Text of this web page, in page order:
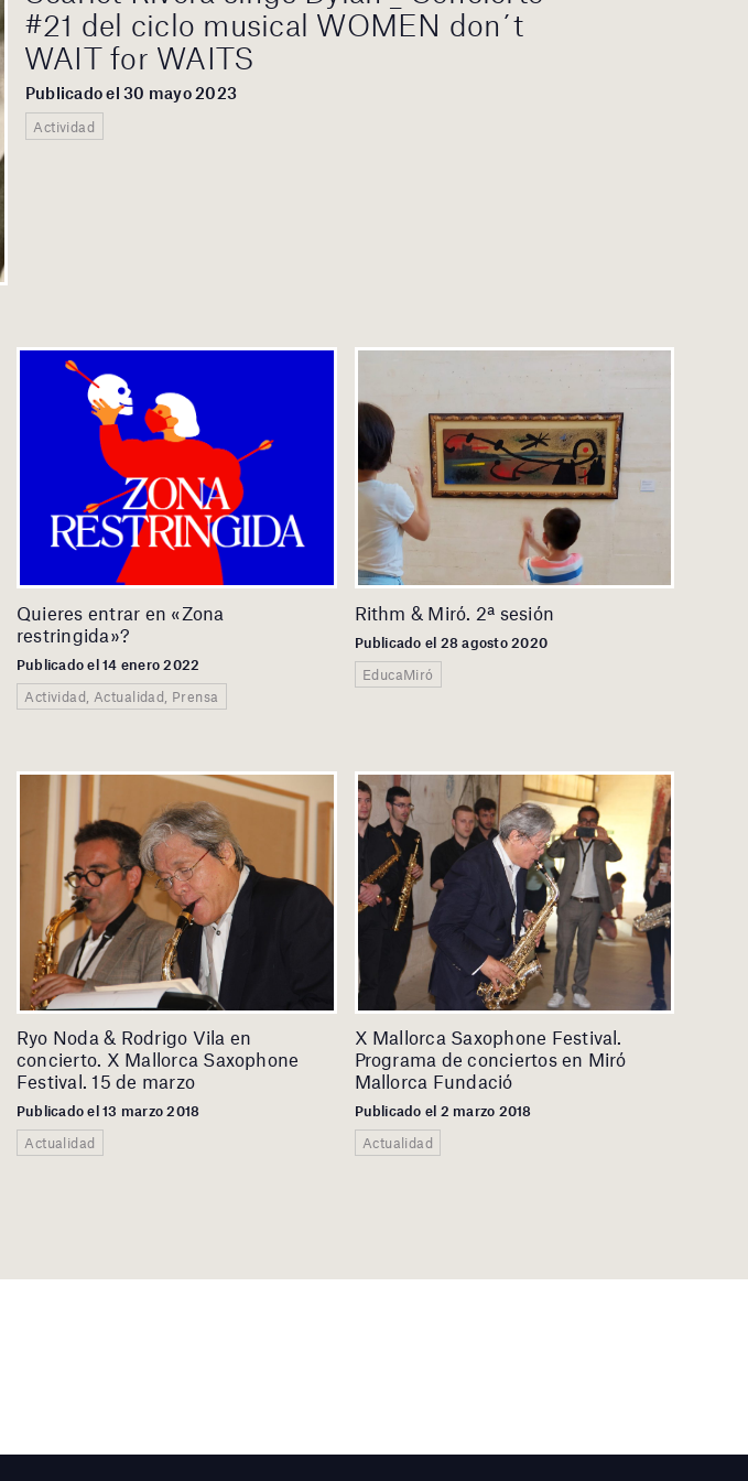
#21 del ciclo musical WOMEN don´t
WAIT for WAITS
Publicado el 30 mayo 2023
Actividad
Quieres entrar en «Zona
restringida»?
Publicado el 14 enero 2022
Actividad, Actualidad, Prensa
Rithm & Miró. 2ª sesión
Publicado el 28 agosto 2020
EducaMiró
Ryo Noda & Rodrigo Vila en
concierto. X Mallorca Saxophone
Festival. 15 de marzo
Publicado el 13 marzo 2018
Actualidad
X Mallorca Saxophone Festival.
Programa de conciertos en Miró
Mallorca Fundació
Publicado el 2 marzo 2018
Actualidad